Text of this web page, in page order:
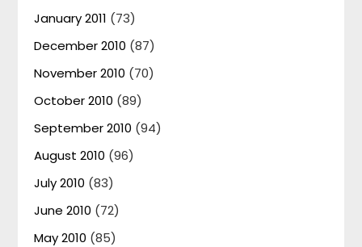
January 2011 (73)
December 2010 (87)
November 2010 (70)
October 2010 (89)
September 2010 (94)
August 2010 (96)
July 2010 (83)
June 2010 (72)
May 2010 (85)